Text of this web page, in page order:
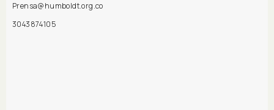
Prensa@humboldt.org.co
3043874105